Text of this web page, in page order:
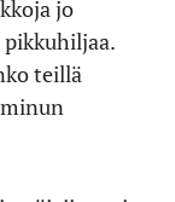
jo
teillä